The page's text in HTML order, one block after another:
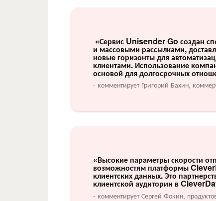
«Сервис Unisender Go создан
и массовыми рассылками,
новые горизонты для
клиентами. Использование
основой для долгосрочных
- комментирует Григорий Бахин,
«Высокие параметры скорости
возможностям платформы
клиентских данных. Это
клиентской аудитории в
- комментирует Сергей Фокин,